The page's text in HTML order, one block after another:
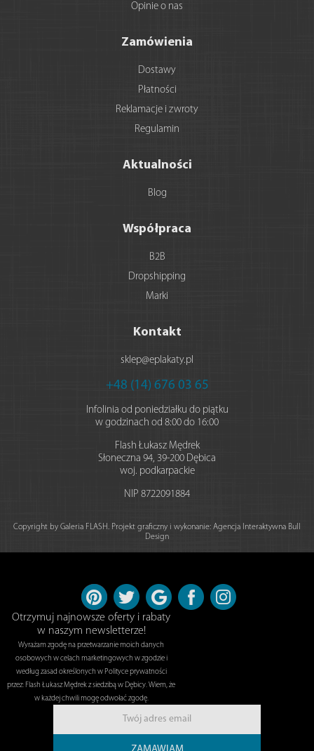
Opinie o nas
Zamówienia
Dostawy
Płatności
Reklamacje i zwroty
Regulamin
Aktualności
Blog
Współpraca
B2B
Dropshipping
Marki
Kontakt
sklep@eplakaty.pl
+48 (14) 676 03 65
Infolinia od poniedziałku do piątku
w godzinach od 8:00 do 16:00
Flash Łukasz Mędrek
Słoneczna 94, 39-200 Dębica
woj. podkarpackie
NIP 8722091884
Copyright by Galeria FLASH. Projekt graficzny i wykonanie: Agencja Interaktywna Bull
Design
Otrzymuj najnowsze oferty i rabaty
w naszym newsletterze!
Wyrażam zgodę na przetwarzanie moich danych
osobowych w celach marketingowych w zgodzie i
według zasad określonych w Polityce prywatności
przez: Flash Łukasz Mędrek z siedzibą w Dębicy. Wiem, że
w każdej chwili mogę odwołać zgodę.